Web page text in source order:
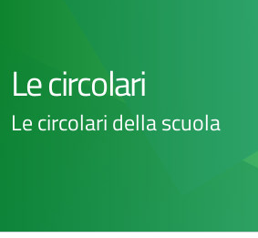
Le circolari
Le circolari della scuola